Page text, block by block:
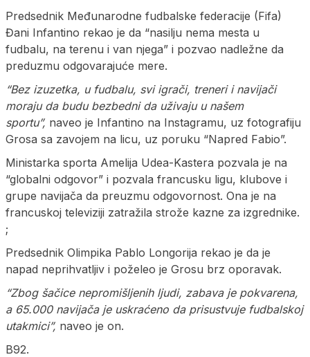
Predsednik Međunarodne fudbalske federacije (Fifa)
Đani Infantino rekao je da “nasilju nema mesta u
fudbalu, na terenu i van njega” i pozvao nadležne da
preduzmu odgovarajuće mere.
“Bez izuzetka, u fudbalu, svi igrači, treneri i navijači
moraju da budu bezbedni da uživaju u našem
sportu”, naveo je Infantino na Instagramu, uz fotografiju
Grosa sa zavojem na licu, uz poruku “Napred Fabio”.
Ministarka sporta Amelija Udea-Kastera pozvala je na
“globalni odgovor” i pozvala francusku ligu, klubove i
grupe navijača da preuzmu odgovornost. Ona je na
francuskoj televiziji zatražila strože kazne za izgrednike.
;
Predsednik Olimpika Pablo Longorija rekao je da je
napad neprihvatljiv i poželeo je Grosu brz oporavak.
“Zbog šačice nepromišljenih ljudi, zabava je pokvarena,
a 65.000 navijača je uskraćeno da prisustvuje fudbalskoj
utakmici”, naveo je on.
B92.